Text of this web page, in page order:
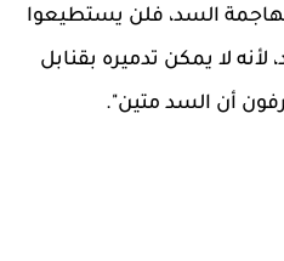
السد، فلن يستطيعوا
لا يمكن تدميره بقنابل
أن السد متين".